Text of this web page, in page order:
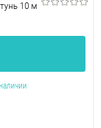
10 м